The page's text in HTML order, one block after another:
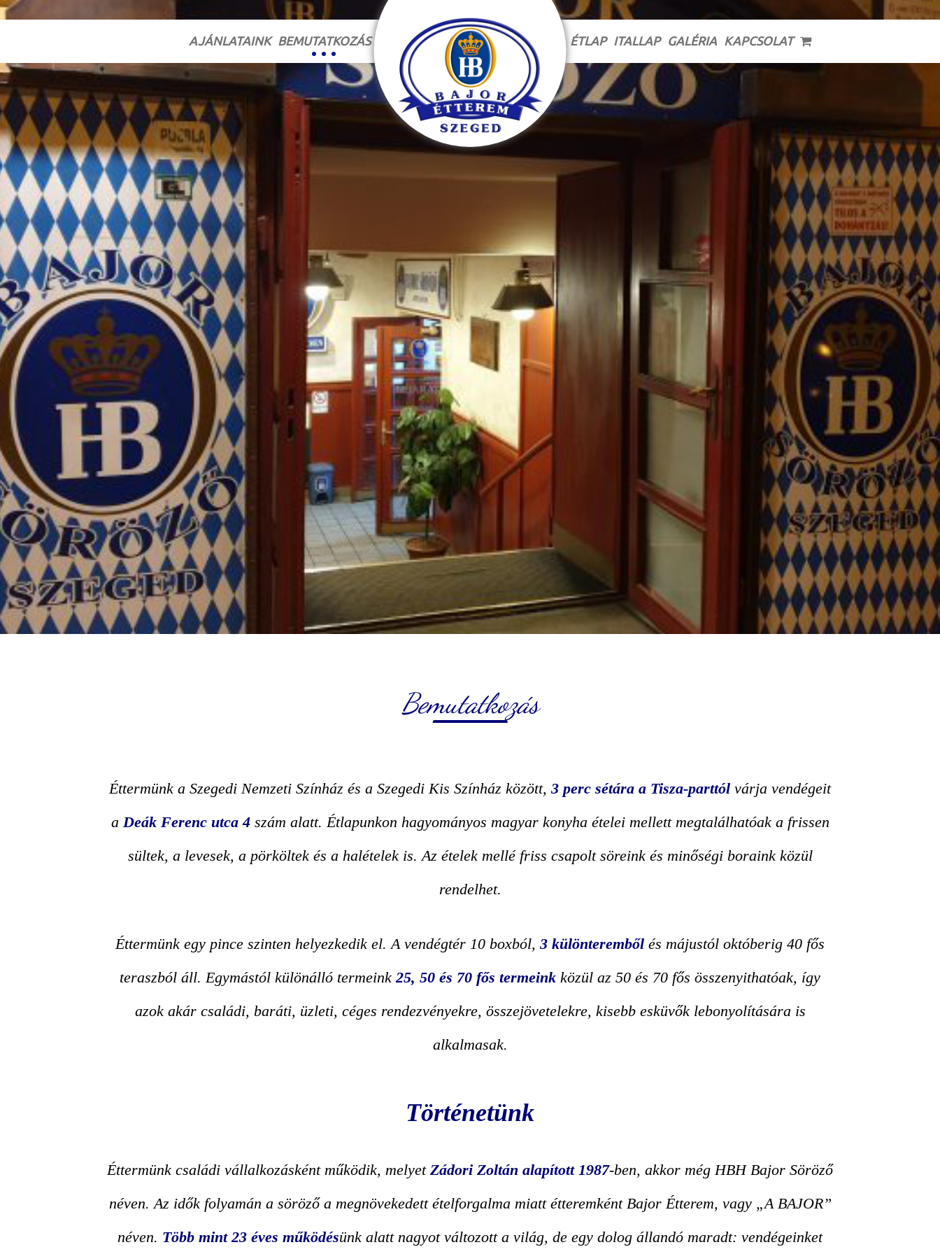
AJÁNLATAINK BEMUTATKOZÁS ÉTLAP ITALLAP GALÉRIA KAPCSOLAT
Bemutatkozás
Éttermünk a Szegedi Nemzeti Színház és a Szegedi Kis Színház között, 3 perc sétára a Tisza-parttól várja vendégeit
a Deák Ferenc utca 4szám alatt. Étlapunkon hagyományos magyar konyha ételei mellett megtalálhatóak a frissen
sültek, a levesek, a pörköltek és a halételek is. Az ételek mellé friss csapolt söreink és minőségi boraink közül
rendelhet.
Éttermünk egy pince szinten helyezkedik el. A vendégtér 10 boxból, 3 különteremből és májustól októberig 40 fős
teraszból áll. Egymástól különálló termeink 25, 50 és 70 fős termeink közül az 50 és 70 fős összenyithatóak, így
azok akár családi, baráti, üzleti, céges rendezvényekre, összejövetelekre, kisebb esküvők lebonyolítására is
alkalmasak.
Történetünk
Éttermünk családi vállalkozásként működik, melyet Zádori Zoltán alapított 1987-ben, akkor még HBH Bajor Söröző
néven. Az idők folyamán a söröző a megnövekedett ételforgalma miatt étteremként Bajor Étterem, vagy „A BAJOR”
néven. Több mint 23 éves működésünk alatt nagyot változott a világ, de egy dolog állandó maradt: vendégeinket